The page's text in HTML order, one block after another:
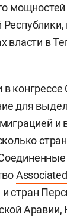
в
в
для
стран
Аравии,